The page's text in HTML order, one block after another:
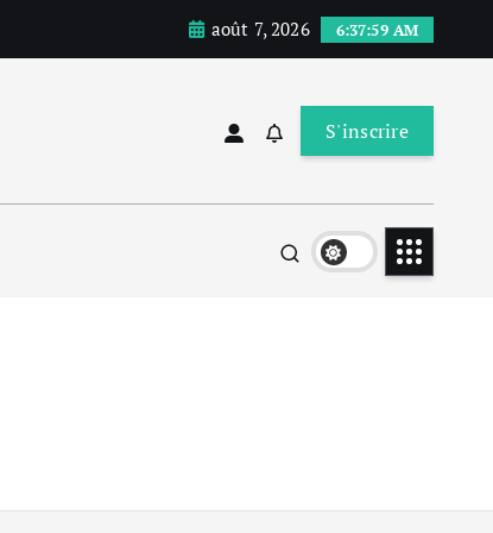
août 7, 2026 6:38:00 AM
S'inscrire